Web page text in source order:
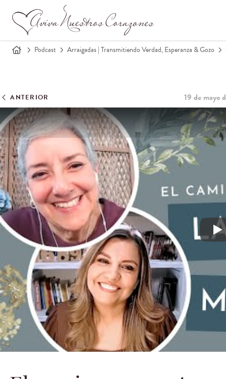
Podcast Arraigadas | Transmitiendo Verdad, Esperanza & Gozo
ANTERIOR 19 de mayo
El